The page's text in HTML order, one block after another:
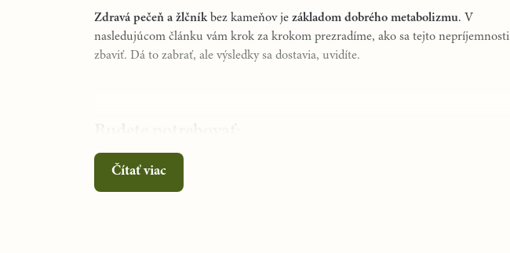
Zdravá pečeň a žlčník bez kameňov je základom dobrého metabolizmu. V
nasledujúcom článku vám krok za krokom prezradíme, ako sa tejto nepríjemnosti
zbaviť. Dá to zabrať, ale výsledky sa dostavia, uvidíte.
200g prvotriedneho panenského olivového oleja
250 g kvetu rumančeka
Čítať viac